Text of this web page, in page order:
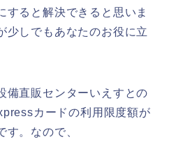
すると解決できると思いま
少しでもあなたのお役に立
備直販センターいえすとの
カードの利用限度額が
す。なので、